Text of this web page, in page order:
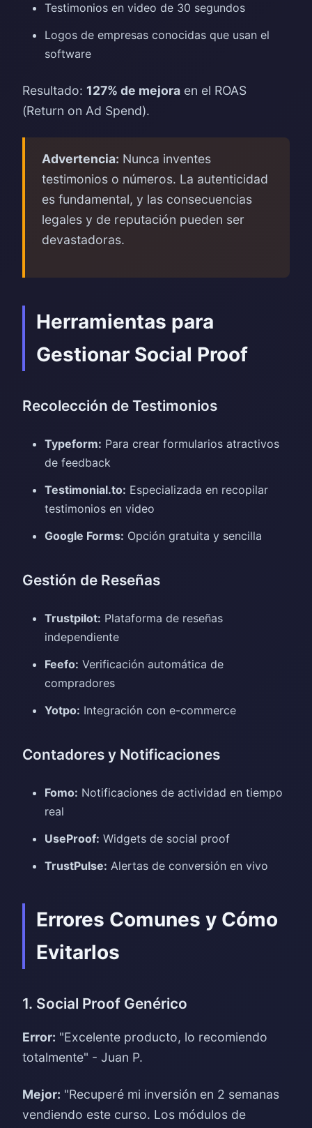
Testimonios en video de 30 segundos
Logos de empresas conocidas que usan el
software
Resultado: 127% de mejora en el ROAS
(Return on Ad Spend).
Advertencia: Nunca inventes
testimonios o números. La autenticidad
es fundamental, y las consecuencias
legales y de reputación pueden ser
devastadoras.
Herramientas para
Gestionar Social Proof
Recolección de Testimonios
Typeform: Para crear formularios atractivos
de feedback
Testimonial.to: Especializada en recopilar
testimonios en video
Google Forms: Opción gratuita y sencilla
Gestión de Reseñas
Trustpilot: Plataforma de reseñas
independiente
Feefo: Verificación automática de
compradores
Yotpo: Integración con e-commerce
Contadores y Notificaciones
Fomo: Notificaciones de actividad en tiempo
real
UseProof: Widgets de social proof
TrustPulse: Alertas de conversión en vivo
Errores Comunes y Cómo
Evitarlos
1. Social Proof Genérico
Error: "Excelente producto, lo recomiendo
totalmente" - Juan P.
Mejor: "Recuperé mi inversión en 2 semanas
vendiendo este curso. Los módulos de